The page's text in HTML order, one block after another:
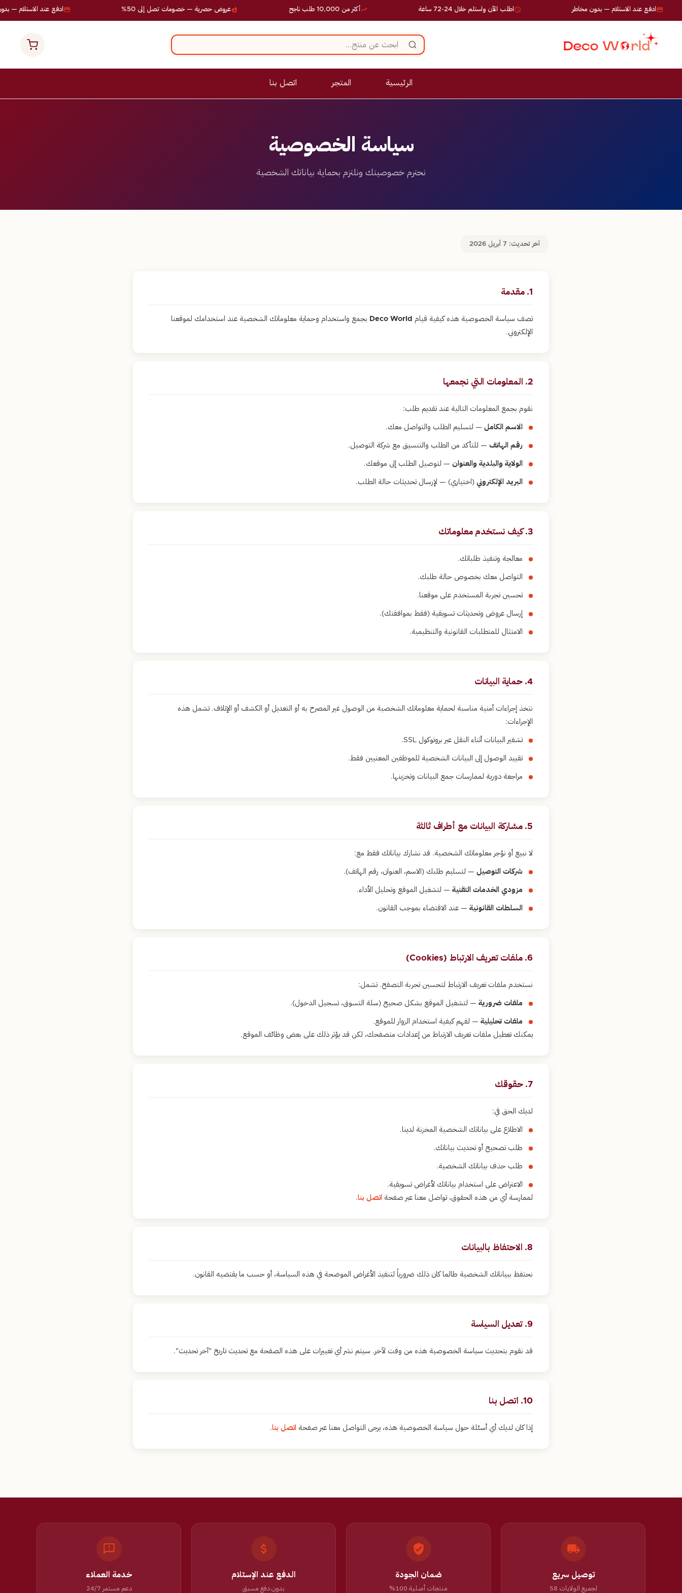
ادفع عند الاستلام — بدون عروض حصرية — خصومات تصل إلى 50% أكثر من 10,000 طلب ناجح اطلب الآن واستلم خلال 24-72 ساعة ادفع عند الاستلام — بدون مخاطر
الرئيسية المتجر اتصل بنا
سياسة الخصوصية
نحترم خصوصيتك ونلتزم بحماية بياناتك الشخصية
آخر تحديث: 7 أبريل 2026
1. مقدمة
تصف سياسة الخصوصية هذه كيفية قيام Deco World بجمع واستخدام وحماية معلوماتك الشخصية عند استخدامك لموقعنا
الإلكتروني.
2. المعلومات التي نجمعها
نقوم بجمع المعلومات التالية عند تقديم طلب:
الاسم الكامل — لتسليم الطلب والتواصل معك.
رقم الهاتف — للتأكد من الطلب والتنسيق مع شركة التوصيل.
الولاية والبلدية والعنوان — لتوصيل الطلب إلى موقعك.
البريد الإلكتروني (اختياري) — لإرسال تحديثات حالة الطلب.
3. كيف نستخدم معلوماتك
معالجة وتنفيذ طلباتك.
التواصل معك بخصوص حالة طلبك.
تحسين تجربة المستخدم على موقعنا.
إرسال عروض وتحديثات تسويقية (فقط بموافقتك).
الامتثال للمتطلبات القانونية والتنظيمية.
4. حماية البيانات
نتخذ إجراءات أمنية مناسبة لحماية معلوماتك الشخصية من الوصول غير المصرح به أو التعديل أو الكشف أو الإتلاف. تشمل هذه
الإجراءات:
تشفير البيانات أثناء النقل عبر بروتوكول SSL.
تقييد الوصول إلى البيانات الشخصية للموظفين المعنيين فقط.
مراجعة دورية لممارسات جمع البيانات وتخزينها.
5. مشاركة البيانات مع أطراف ثالثة
لا نبيع أو نؤجر معلوماتك الشخصية. قد نشارك بياناتك فقط مع:
شركات التوصيل — لتسليم طلبك (الاسم، العنوان، رقم الهاتف).
مزودي الخدمات التقنية — لتشغيل الموقع وتحليل الأداء.
السلطات القانونية — عند الاقتضاء بموجب القانون.
6. ملفات تعريف الارتباط (Cookies)
نستخدم ملفات تعريف الارتباط لتحسين تجربة التصفح. تشمل:
ملفات ضرورية — لتشغيل الموقع بشكل صحيح (سلة التسوق، تسجيل الدخول).
ملفات تحليلية — لفهم كيفية استخدام الزوار للموقع.
يمكنك تعطيل ملفات تعريف الارتباط من إعدادات متصفحك، لكن قد يؤثر ذلك على بعض وظائف الموقع.
7. حقوقك
لديك الحق في:
الاطلاع على بياناتك الشخصية المخزنة لدينا.
طلب تصحيح أو تحديث بياناتك.
طلب حذف بياناتك الشخصية.
الاعتراض على استخدام بياناتك لأغراض تسويقية.
لممارسة أي من هذه الحقوق، تواصل معنا عبر صفحة اتصل بنا.
8. الاحتفاظ بالبيانات
نحتفظ ببياناتك الشخصية طالما كان ذلك ضرورياً لتنفيذ الأغراض الموضحة في هذه السياسة، أو حسب ما يقتضيه القانون.
9. تعديل السياسة
قد نقوم بتحديث سياسة الخصوصية هذه من وقت لآخر. سيتم نشر أي تغييرات على هذه الصفحة مع تحديث تاريخ "آخر تحديث".
10. اتصل بنا
إذا كان لديك أي أسئلة حول سياسة الخصوصية هذه، يرجى التواصل معنا عبر صفحة اتصل بنا.
توصيل سريع
لجميع الولايات 58
ضمان الجودة
منتجات أصلية 100%
الدفع عند الإستلام
بدون دفع مسبق
خدمة العملاء
دعم مستمر 24/7